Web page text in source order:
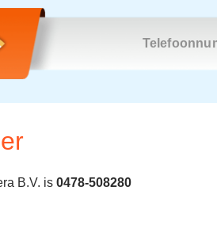
B.V. is 0478-508280